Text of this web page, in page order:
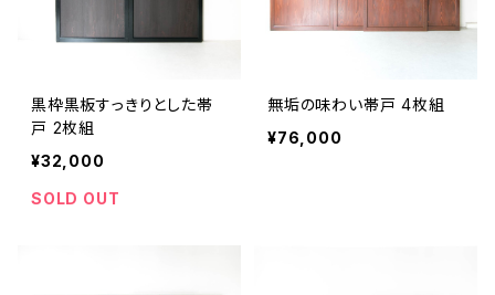
黒枠黒板すっきりとした帯
戸 2枚組
¥32,000
SOLD OUT
無垢の味わい帯戸 4枚組
¥76,000